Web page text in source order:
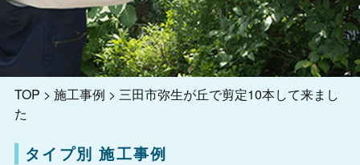
TOP > 施工事例 > 三田市弥生が丘で剪定10本して来まし
た
タイプ別 施工事例